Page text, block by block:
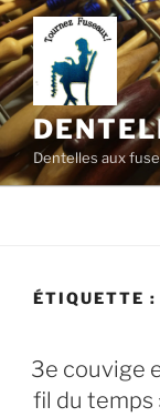
Aller
au
contenu
principal
Dentelles aux
ÉTIQUETTE :
3e couvige
fil du temps